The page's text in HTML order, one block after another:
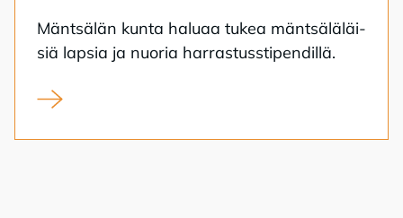
Mänt­sä­län kun­ta ha­lu­aa tu­kea mänt­sä­lä­läi­
siä lap­sia ja nuo­ria har­ras­tuss­ti­pen­dil­lä.
Syksyn 2026 harrastusstipendien hakuaika on alkanut